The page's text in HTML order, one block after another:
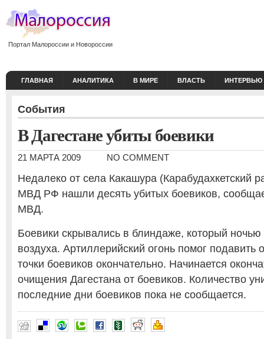
Портал Малороссии и Новороссии
ГЛАВНАЯ АНАЛИТИКА В МИРЕ ВЛАСТЬ ИНТЕРВЬЮ
События
В Дагестане убиты боевики
21 МАРТА 2009 NO COMMENT
Недалеко от села Какашура (Карабудахкетский
МВД РФ нашли десять убитых боевиков,
МВД.
Боевики скрывались в блиндаже, который
воздуха. Артиллерийский огонь помог подавить
точки боевиков окончательно. Начинается
очищения Дагестана от боевиков. Количество
последние дни боевиков пока не сообщается.